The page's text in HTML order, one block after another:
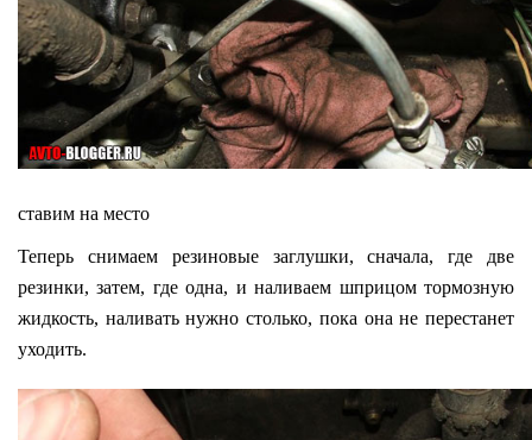
ставим на место
Теперь снимаем резиновые заглушки, сначала, где две
резинки, затем, где одна, и наливаем шприцом тормозную
жидкость, наливать нужно столько, пока она не перестанет
уходить.